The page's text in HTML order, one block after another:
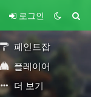
로그인
페인트잡
플레이어
더 보기